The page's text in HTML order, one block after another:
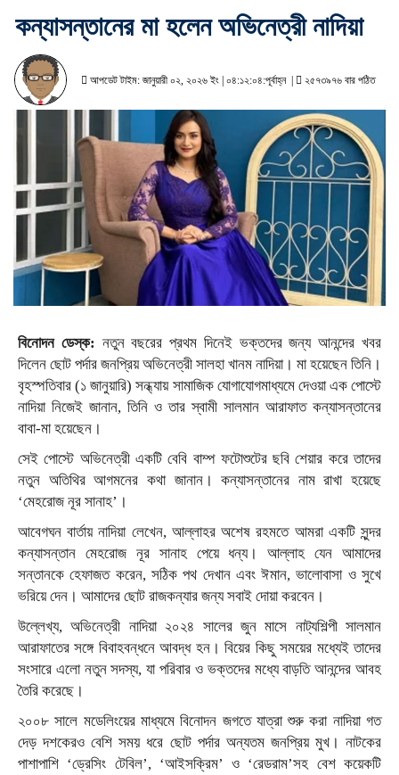
কন্যাসন্তানের মা হলেন অভিনেত্রী নাদিয়া
আপডেট টাইম: জানুয়ারী ০২, ২০২৬ ইং | ০৪:১২:০৪:পূর্বাহ্ন | ২৫৭৩৯৭৬ বার পঠিত
বিনোদন ডেস্ক: নতুন বছরের প্রথম দিনেই ভক্তদের জন্য আনন্দের খবর
দিলেন ছোট পর্দার জনপ্রিয় অভিনেত্রী সালহা খানম নাদিয়া। মা হয়েছেন তিনি।
বৃহস্পতিবার (১ জানুয়ারি) সন্ধ্যায় সামাজিক যোগাযোগমাধ্যমে দেওয়া এক পোস্টে
নাদিয়া নিজেই জানান, তিনি ও তার স্বামী সালমান আরাফাত কন্যাসন্তানের
বাবা-মা হয়েছেন।
সেই পোস্টে অভিনেত্রী একটি বেবি বাম্প ফটোশুটের ছবি শেয়ার করে তাদের
নতুন অতিথির আগমনের কথা জানান। কন্যাসন্তানের নাম রাখা হয়েছে
‘মেহরোজ নূর সানাহ’।
আবেগঘন বার্তায় নাদিয়া লেখেন, আল্লাহর অশেষ রহমতে আমরা একটি সুন্দর
কন্যাসন্তান মেহরোজ নূর সানাহ পেয়ে ধন্য। আল্লাহ যেন আমাদের
সন্তানকে হেফাজত করেন, সঠিক পথ দেখান এবং ঈমান, ভালোবাসা ও সুখে
ভরিয়ে দেন। আমাদের ছোট রাজকন্যার জন্য সবাই দোয়া করবেন।
উল্লেখ্য, অভিনেত্রী নাদিয়া ২০২৪ সালের জুন মাসে নাট্যশিল্পী সালমান
আরাফাতের সঙ্গে বিবাহবন্ধনে আবদ্ধ হন। বিয়ের কিছু সময়ের মধ্যেই তাদের
সংসারে এলো নতুন সদস্য, যা পরিবার ও ভক্তদের মধ্যে বাড়তি আনন্দের আবহ
তৈরি করেছে।
২০০৮ সালে মডেলিংয়ের মাধ্যমে বিনোদন জগতে যাত্রা শুরু করা নাদিয়া গত
দেড় দশকেরও বেশি সময় ধরে ছোট পর্দার অন্যতম জনপ্রিয় মুখ। নাটকের
পাশাপাশি ‘ড্রেসিং টেবিল’, ‘আইসক্রিম’ ও ‘রেডরাম’সহ বেশ কয়েকটি